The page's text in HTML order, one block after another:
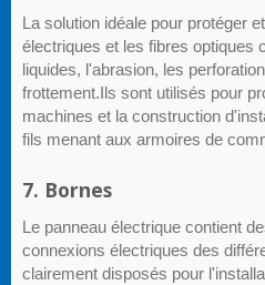
La solution idéale pour protéger
électriques et les fibres optiques
liquides, l'abrasion, les
frottement.Ils sont utilisés pour
machines et la construction
fils menant aux armoires de
7. Bornes
Le panneau électrique contient
connexions électriques des
clairement disposés pour